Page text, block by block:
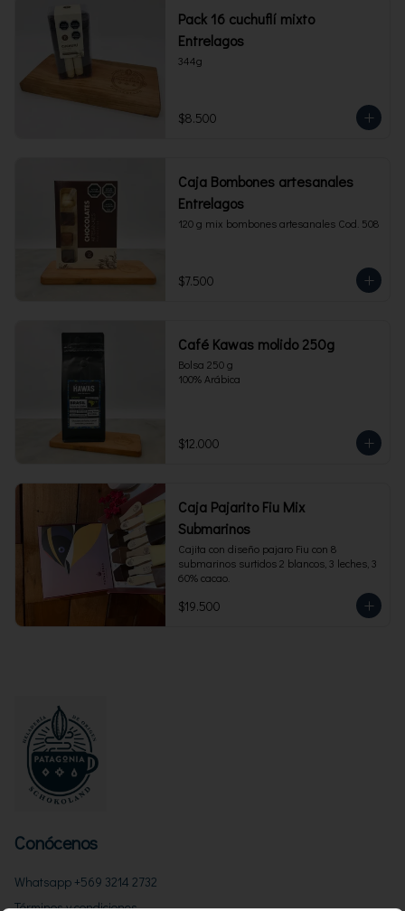
Pack 16 cuchuflí mixto
Entrelagos
344g
$8.500
Caja Bombones artesanales
Entrelagos
120 g mix bombones artesanales Cod. 508
$7.500
Café Kawas molido 250g
Bolsa 250 g
100% Arábica
$12.000
Caja Pajarito Fiu Mix
Submarinos
Cajita con diseño pajaro Fiu con 8
submarinos surtidos 2 blancos, 3 leches, 3
60% cacao.
$19.500
Conócenos
Whatsapp +569 3214 2732
Términos y condiciones